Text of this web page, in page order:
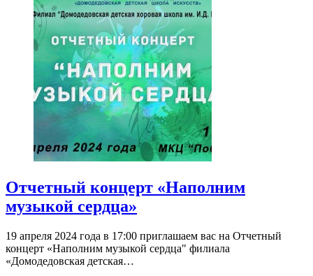
Отчетный концерт «Наполним
музыкой сердца»
19 апреля 2024 года в 17:00 приглашаем вас на Отчетный
концерт «Наполним музыкой сердца" филиала
«Домодедовская детская…